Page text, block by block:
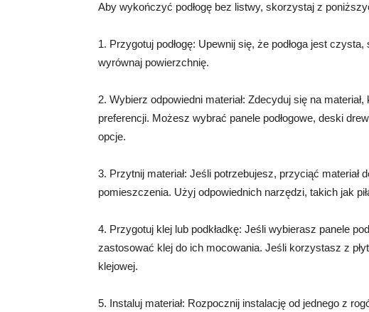
Aby wykończyć podłogę bez listwy, skorzystaj z
1. Przygotuj podłogę: Upewnij się, że podłoga jest
wyrównaj powierzchnię.
2. Wybierz odpowiedni materiał: Zdecyduj się na
preferencji. Możesz wybrać panele podłogowe, deski
opcje.
3. Przytnij materiał: Jeśli potrzebujesz, przyciąć materiał
pomieszczenia. Użyj odpowiednich narzędzi, takich jak
4. Przygotuj klej lub podkładkę: Jeśli wybierasz panele
zastosować klej do ich mocowania. Jeśli korzystasz z
klejowej.
5. Instaluj materiał: Rozpocznij instalację od jednego z